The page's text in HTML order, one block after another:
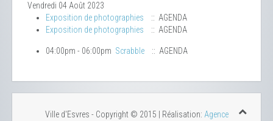
Vendredi 04 Août 2023
Exposition de photographies
:: AGENDA
Exposition de photographies
:: AGENDA
04:00pm - 06:00pm Scrabble :: AGENDA
Ville d'Esvres - Copyright © 2015 | Réalisation: Agence